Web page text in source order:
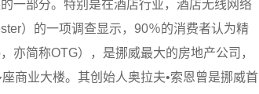
一部分。特别是在酒店行业，酒店无线网络
）的一项调查显示，90％的消费者认为精
亦简称OTG），是挪威最大的房地产公司，
商业大楼。其创始人奥拉夫•索恩曾是挪威首